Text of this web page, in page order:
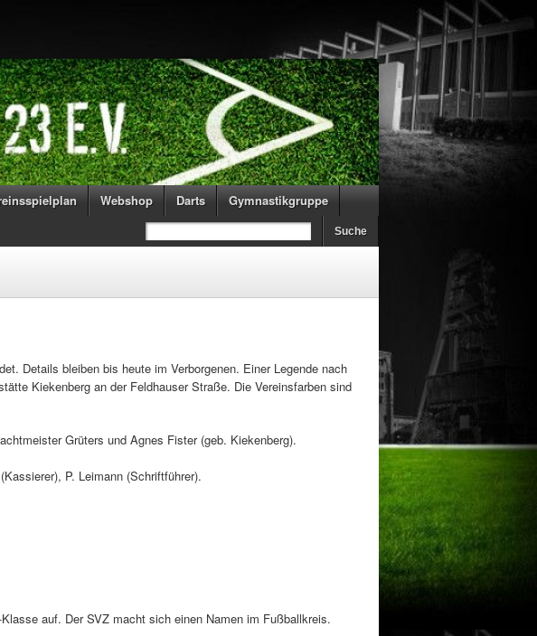
Webshop Darts Gymnastikgruppe
Details bleiben bis heute im Verborgenen. Einer Legende nach
Kiekenberg an der Feldhauser Straße. Die Vereinsfarben sind
Grüters und Agnes Fister (geb. Kiekenberg).
P. Leimann (Schriftführer).
auf. Der SVZ macht sich einen Namen im Fußballkreis.